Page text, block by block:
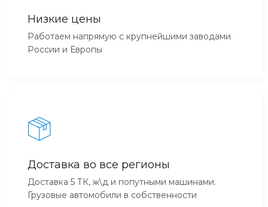
Низкие цены
Работаем напрямую с крупнейшими заводами
России и Европы
Доставка во все регионы
Доставка 5 ТК, ж\д и попутными машинами.
Грузовые автомобили в собственности